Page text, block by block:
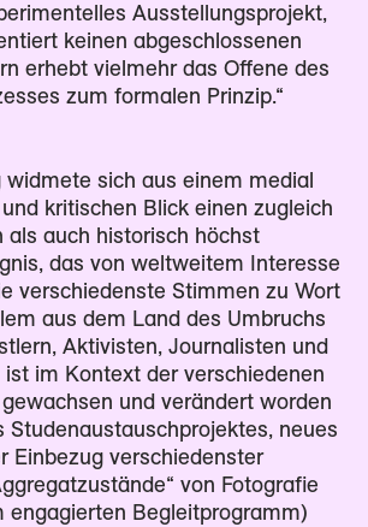
Ausstellungsprojekt,
keinen abgeschlossenen
erhebt vielmehr das Offene des
zum formalen Prinzip.“
widmete sich aus einem medial
kritischen Blick einen zugleich
als auch historisch höchst
das von weltweitem Interesse
verschiedenste Stimmen zu Wort
aus dem Land des Umbruchs
Aktivisten, Journalisten und
ist im Kontext der verschiedenen
und verändert worden
Studenaustauschprojektes, neues
Einbezug verschiedenster
von Fotografie
engagierten Begleitprogramm)